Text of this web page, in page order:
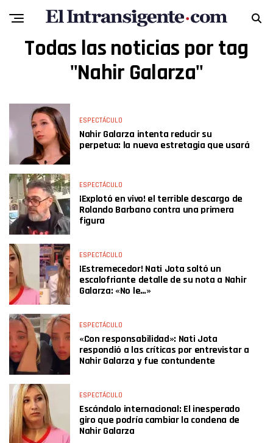
Todas las noticias por tag
"Nahir Galarza"
ESPECTÁCULO
Nahir Galarza intenta reducir su
perpetua: la nueva estretagia que usará
ESPECTÁCULO
¡Explotó en vivo! el terrible descargo de
Rolando Barbano contra una primera
figura
ESPECTÁCULO
¡Estremecedor! Nati Jota soltó un
escalofriante detalle de su nota a Nahir
Galarza: «No le…»
ESPECTÁCULO
«Con responsabilidad»: Nati Jota
respondió a las críticas por entrevistar a
Nahir Galarza y fue contundente
ESPECTÁCULO
Escándalo internacional: El inesperado
giro que podría cambiar la condena de
Nahir Galarza